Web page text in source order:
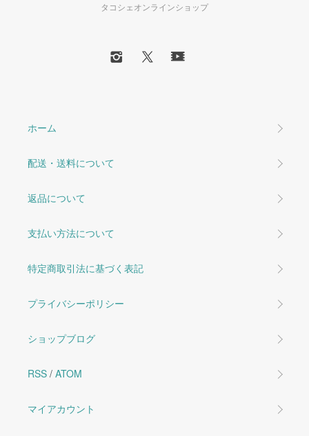
タコシェオンラインショップ
ホーム
配送・送料について
返品について
支払い方法について
特定商取引法に基づく表記
プライバシーポリシー
ショップブログ
RSS / ATOM
マイアカウント